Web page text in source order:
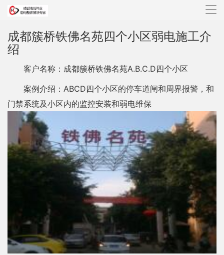
导
成都簇桥铁佛名苑四个小区弱电施工介
绍
客户名称：成都簇桥铁佛名苑A.B.C.D四个小区
案例介绍：ABCD四个小区的停车道闸和周界报警，和
门禁系统及小区内的监控安装和弱电维保